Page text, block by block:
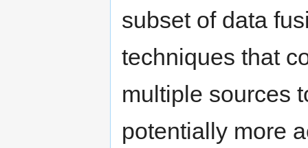
subset of data
techniques that
multiple sources
potentially more